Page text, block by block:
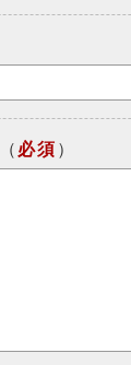
（ 必須 ）